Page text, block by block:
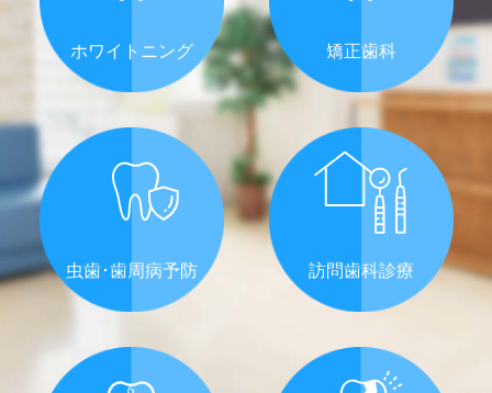
ホワイトニング 矯正歯科
虫歯･歯周病予防 訪問歯科診療